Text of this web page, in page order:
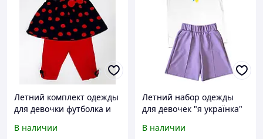
Летний комплект одежды
для девочки футболка и
Размеры 9/12 м 74/80 см
В наличии
Летний набор одежды
для девочек "я українка"
В наличии